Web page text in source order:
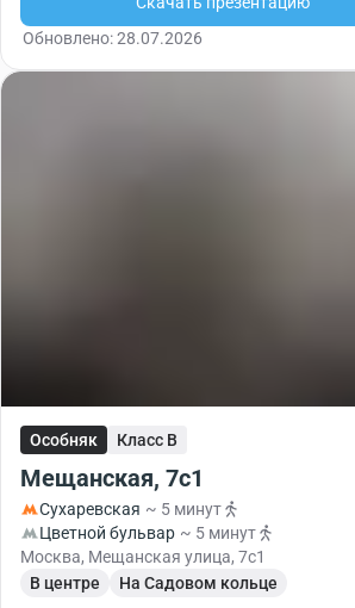
Обновлено: 28.07.2026
Особняк Класс B
Мещанская, 7с1
Сухаревская ~ 5 минут
Цветной бульвар ~ 5 минут
Москва, Мещанская улица, 7с1
В центре
На Садовом кольце